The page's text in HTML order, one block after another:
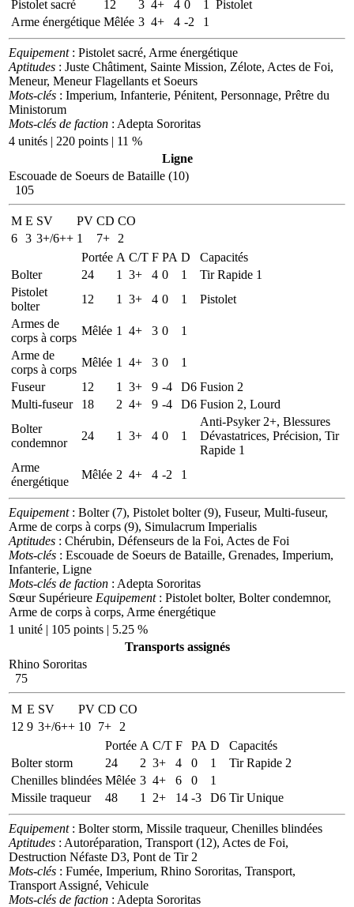
Pistolet sacré 12 3 4+ 4 0 1
Pistolet
Arme énergétique Mêlée 3 4+ 4 -2 1
Equipement: Pistolet sacré, Arme énergétique
Aptitudes : Juste Châtiment, Sainte Mission, Zélote, Actes de Foi,
Meneur, Meneur Flagellants et Soeurs
Mots-clés : Imperium, Infanterie, Pénitent, Personnage, Prêtre du
Ministorum
Mots-clés de faction : Adepta Sororitas
4 unités | 220 points | 11 %
Ligne
Escouade de Soeurs de Bataille (10)
105
M E SV PV CD CO
6 3 3+/6++ 1 7+
2
Portée A C/T F PA D
Capacités
Bolter
24 1 3+ 4 0 1
Tir Rapide 1
Pistolet
bolter
12 1 3+ 4 0 1
Pistolet
Armes de
corps à corps
Mêlée 1 4+ 3 0
1
Arme de
corps à corps
Mêlée 1 4+ 3 0
1
Fuseur
12 1 3+ 9 -4 D6 Fusion 2
Multi-fuseur
18 2 4+ 9 -4 D6 Fusion 2, Lourd
Bolter
condemnor
24 1 3+ 4 0 1
Anti-Psyker 2+, Blessures
Dévastatrices, Précision, Tir
Rapide 1
Arme
énergétique
Mêlée 2 4+ 4 -2 1
Equipement: Bolter (7), Pistolet bolter (9), Fuseur, Multi-fuseur,
Arme de corps à corps (9), Simulacrum Imperialis
Aptitudes : Chérubin, Défenseurs de la Foi, Actes de Foi
Mots-clés : Escouade de Soeurs de Bataille, Grenades, Imperium,
Infanterie, Ligne
Mots-clés de faction : Adepta Sororitas
Sœur Supérieure Equipement: Pistolet bolter, Bolter condemnor,
Arme de corps à corps, Arme énergétique
1 unité | 105 points | 5.25 %
Transports assignés
Rhino Sororitas
75
M E SV PV CD CO
12 9 3+/6++ 10 7+
2
Portée A C/T F PA D
Capacités
Bolter storm
24 2 3+ 4 0 1
Tir Rapide 2
Chenilles blindées Mêlée 3 4+ 6 0
1
Missile traqueur
48 1 2+ 14 -3 D6 Tir Unique
Equipement: Bolter storm, Missile traqueur, Chenilles blindées
Aptitudes : Autoréparation, Transport (12), Actes de Foi,
Destruction Néfaste D3, Pont de Tir 2
Mots-clés : Fumée, Imperium, Rhino Sororitas, Transport,
Transport Assigné, Vehicule
Mots-clés de faction : Adepta Sororitas